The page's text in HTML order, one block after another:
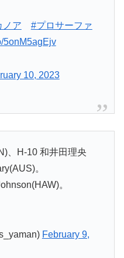
ノア
#プロサーファ
5onM5agEjv
10, 2023
、H-10 和井田理央
。
。
February 9,